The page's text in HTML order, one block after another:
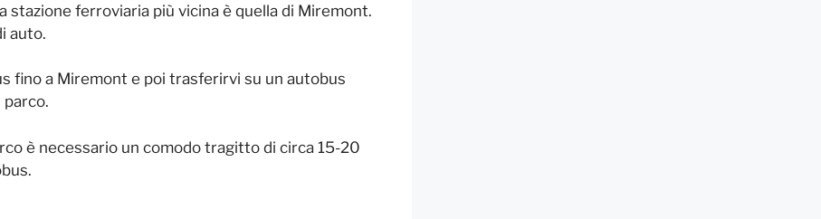
stazione ferroviaria più vicina è quella di Miremont.
auto.
fino a Miremont e poi trasferirvi su un autobus
è necessario un comodo tragitto di circa 15-20